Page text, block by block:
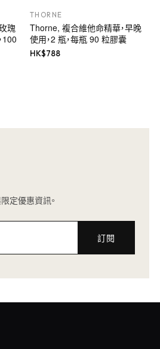
瑰
100
THORNE
Thorne, 複合維他命精華，早晚
使用，2 瓶，每瓶 90 粒膠囊
HK$788
定優惠資訊。
訂閱